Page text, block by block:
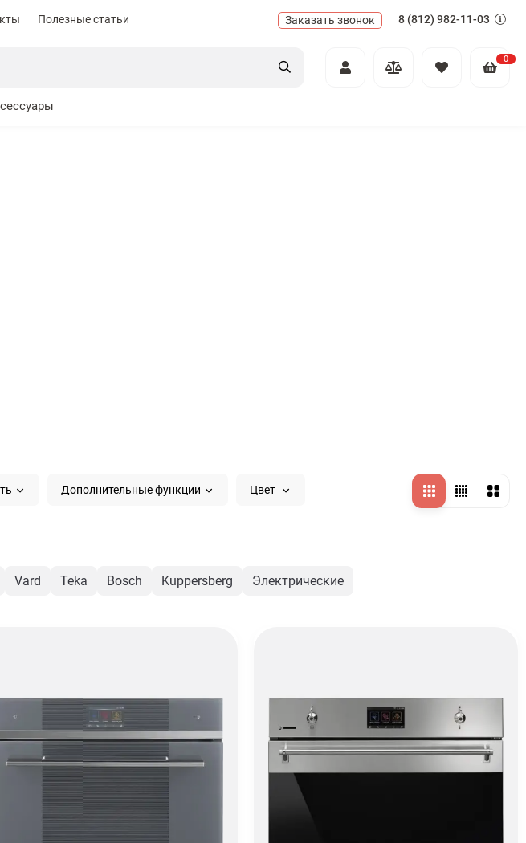
Полезные статьи Заказать звонок 8 (812) 982-11-03
0
Дополнительные функции Цвет
Vard Teka Bosch Kuppersberg Электрические